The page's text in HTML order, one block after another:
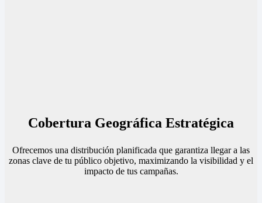
Cobertura Geográfica Estratégica
Ofrecemos una distribución planificada que garantiza llegar a las
zonas clave de tu público objetivo, maximizando la visibilidad y el
impacto de tus campañas.